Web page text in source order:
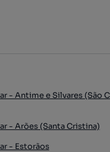
- Antime e Silvares (São
- Arões (Santa Cristina)
- Estorãos